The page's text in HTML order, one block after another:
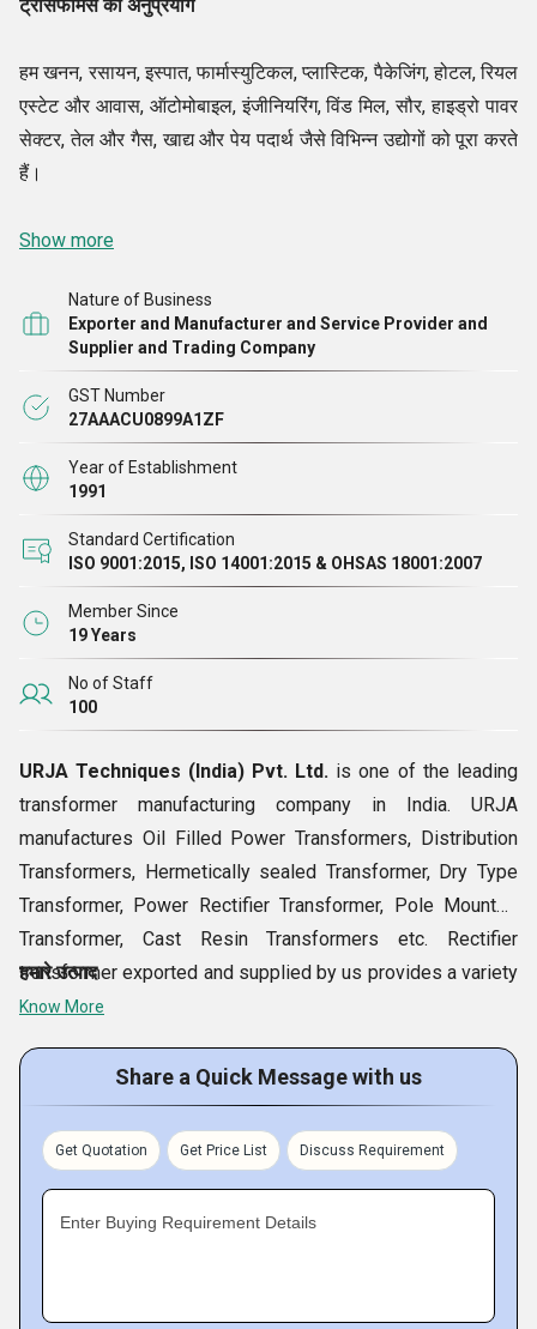
ट्रांसफॉर्मर्स का अनुप्रयोग
हम खनन, रसायन, इस्पात, फार्मास्युटिकल, प्लास्टिक, पैकेजिंग, होटल, रियल
एस्टेट और आवास, ऑटोमोबाइल, इंजीनियरिंग, विंड मिल, सौर, हाइड्रो पावर
सेक्टर, तेल और गैस, खाद्य और पेय पदार्थ जैसे विभिन्न उद्योगों को पूरा करते
हैं।
Show more
Nature of Business
Exporter and Manufacturer and Service Provider and
Supplier and Trading Company
GST Number
27AAACU0899A1ZF
Year of Establishment
1991
Standard Certification
ISO 9001:2015, ISO 14001:2015 & OHSAS 18001:2007
Member Since
19 Years
No of Staff
100
URJA Techniques (India) Pvt. Ltd. is one of the leading
transformer manufacturing company in India. URJA
manufactures Oil Filled Power Transformers, Distribution
Transformers, Hermetically sealed Transformer, Dry Type
Transformer, Power Rectifier Transformer, Pole Mounted
Transformer, Cast Resin Transformers etc. Rectifier
transformer exported and supplied by us provides a variety
of outputs. Made with layer wound techniques, using
customized options of dielectric strength and primaries
(single, tapped or dual primaries). Their designs features a
number of standard configurations and windings connected
in series or parallel, as per clients requirements.
हमारे उत्पाद
Know More
Share a Quick Message with us
Get Quotation Get Price List Discuss Requirement
Enter Buying Requirement Details